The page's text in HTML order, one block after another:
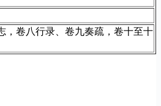
，卷八行录、卷九奏疏，卷十至十